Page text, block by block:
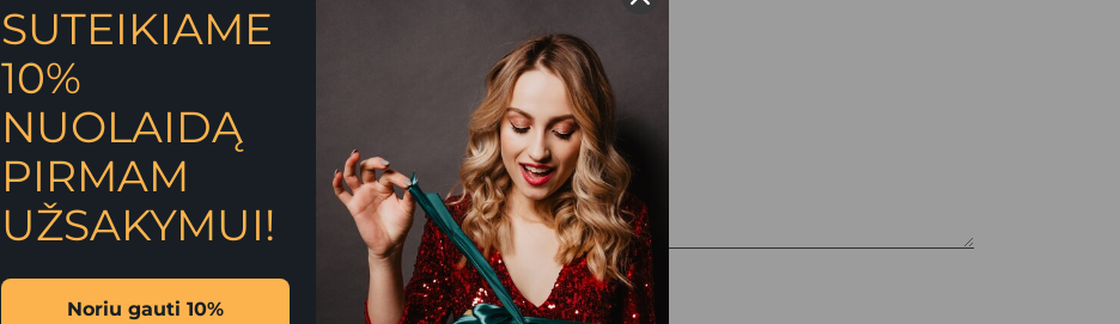
SUTEIKIAME
10%
NUOLAIDĄ
PIRMAM
UŽSAKYMUI!
Noriu gauti 10%